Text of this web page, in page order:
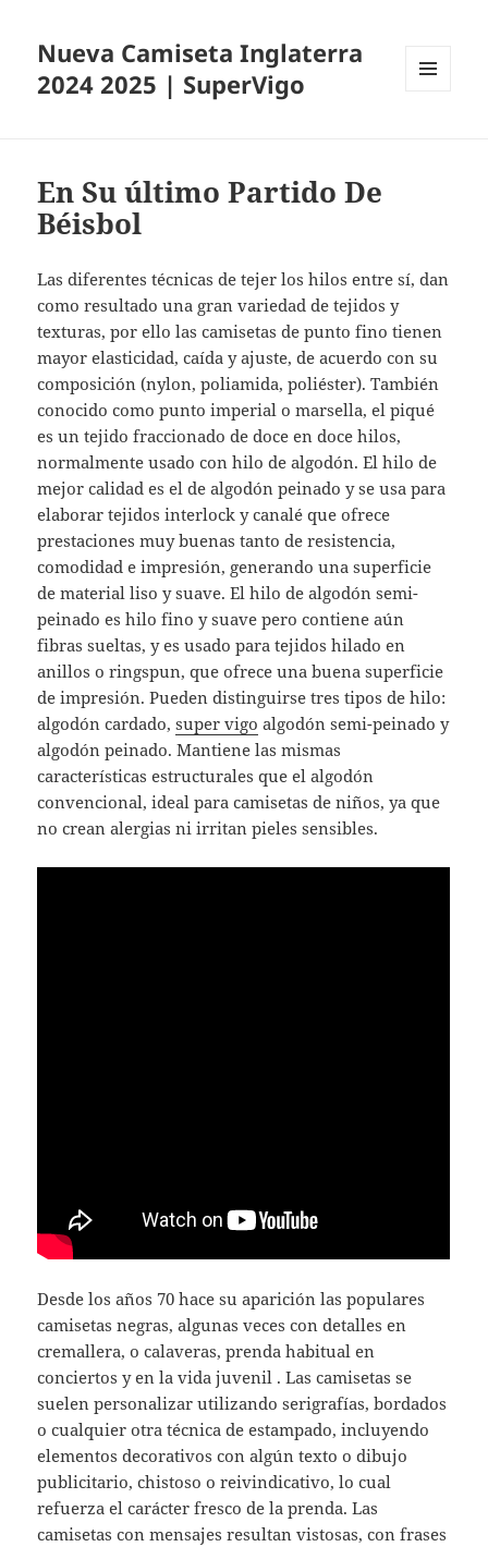
Nueva Camiseta Inglaterra
2024 2025 | SuperVigo
En Su último Partido De
Béisbol
Las diferentes técnicas de tejer los hilos entre sí, dan
como resultado una gran variedad de tejidos y
texturas, por ello las camisetas de punto fino tienen
mayor elasticidad, caída y ajuste, de acuerdo con su
composición (nylon, poliamida, poliéster). También
conocido como punto imperial o marsella, el piqué
es un tejido fraccionado de doce en doce hilos,
normalmente usado con hilo de algodón. El hilo de
mejor calidad es el de algodón peinado y se usa para
elaborar tejidos interlock y canalé que ofrece
prestaciones muy buenas tanto de resistencia,
comodidad e impresión, generando una superficie
de material liso y suave. El hilo de algodón semi-
peinado es hilo fino y suave pero contiene aún
fibras sueltas, y es usado para tejidos hilado en
anillos o ringspun, que ofrece una buena superficie
de impresión. Pueden distinguirse tres tipos de hilo:
algodón cardado,super vigo algodón semi-peinado y
algodón peinado. Mantiene las mismas
características estructurales que el algodón
convencional, ideal para camisetas de niños, ya que
no crean alergias ni irritan pieles sensibles.
Desde los años 70 hace su aparición las populares
camisetas negras, algunas veces con detalles en
cremallera, o calaveras, prenda habitual en
conciertos y en la vida juvenil . Las camisetas se
suelen personalizar utilizando serigrafías, bordados
o cualquier otra técnica de estampado, incluyendo
elementos decorativos con algún texto o dibujo
publicitario, chistoso o reivindicativo, lo cual
refuerza el carácter fresco de la prenda. Las
camisetas con mensajes resultan vistosas, con frases